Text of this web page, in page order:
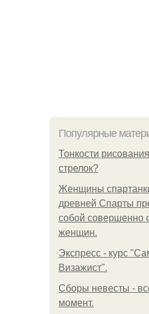
Популярные
Тонкости
стрелок?
Женщины
древней Спарты
собой совершенно
женщин.
Экспресс - курс
Визажист".
Сборы невесты -
момент.